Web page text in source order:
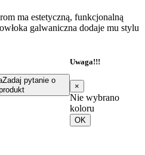
ma estetyczną, funkcjonalną
galwaniczna dodaje mu stylu
Zadaj pytanie o
Uwaga!!!
×
Nie wybrano
koloru
OK